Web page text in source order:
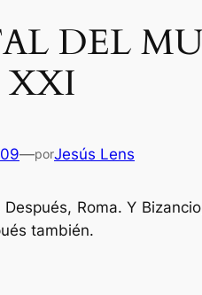
DEL
XXI
—porJesús Lens
Roma. Y
también.